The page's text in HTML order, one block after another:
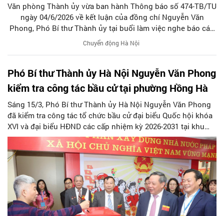
Văn phòng Thành ủy vừa ban hành Thông báo số 474-TB/TU
ngày 04/6/2026 về kết luận của đồng chí Nguyễn Văn
Phong, Phó Bí thư Thành ủy tại buổi làm việc nghe báo cáo
tình hình triển khai thực hiện các nghị quyết của Bộ Chính
trị về giáo dục - đào tạo, y tế và văn hóa. Nhấn mạnh vai trò
đồng chí Phó Bí thư Thành ủy yêu cầu các cơ quan, đơn vị
tập trung triển khai đồng bộ các nhiệm vụ, giải pháp theo
chương trình, kế hoạch đã ban hành; gắn phát triển giáo
dục, y tế, văn hóa với Quy hoạch Thủ đô tầm nhìn 100 năm,
đẩy mạnh xã hội hóa, khai thác hiệu quả các nguồn lực và
nâng cao chất lượng phục vụ Nhân dân.
Chuyển động Hà Nội
Phó Bí thư Thành ủy Hà Nội Nguyễn Văn Phong
kiểm tra công tác bầu cử tại phường Hồng Hà
Sáng 15/3, Phó Bí thư Thành ủy Hà Nội Nguyễn Văn Phong
đã kiểm tra công tác tổ chức bầu cử đại biểu Quốc hội khóa
XVI và đại biểu HĐND các cấp nhiệm kỳ 2026-2031 tại khu
vực bỏ phiếu số 13, phường Hồng Hà.